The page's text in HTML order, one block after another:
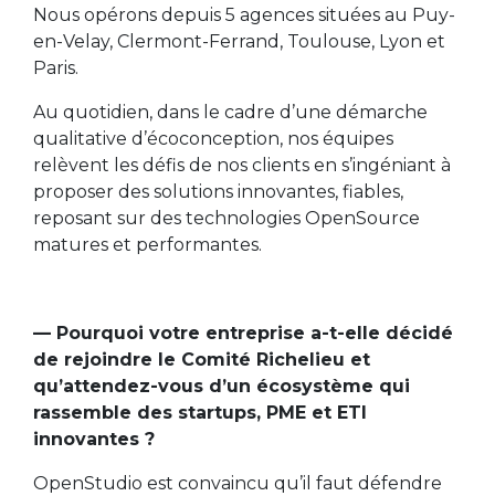
Nous opérons depuis 5 agences situées au Puy-
en-Velay, Clermont-Ferrand, Toulouse, Lyon et
Paris.
Au quotidien, dans le cadre d’une démarche
qualitative d’écoconception, nos équipes
relèvent les défis de nos clients en s’ingéniant à
proposer des solutions innovantes, fiables,
reposant sur des technologies OpenSource
matures et performantes.
— Pourquoi votre entreprise a-t-elle décidé
de rejoindre le Comité Richelieu et
qu’attendez-vous d’un écosystème qui
rassemble des startups, PME et ETI
innovantes ?
OpenStudio est convaincu qu’il faut défendre